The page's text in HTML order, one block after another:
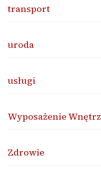
transport
uroda
usługi
Wyposażenie Wnętrz
Zdrowie